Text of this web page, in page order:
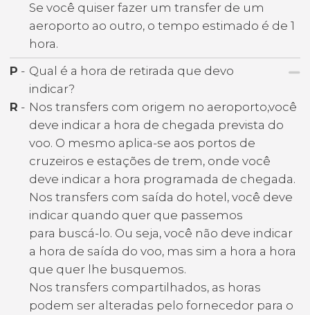
Se você quiser fazer um transfer de um
aeroporto ao outro, o tempo estimado é de 1
hora.
P - Qual é a hora de retirada que devo
indicar?
R - Nos transfers com origem no aeroporto,você
deve indicar a hora de chegada prevista do
voo. O mesmo aplica-se aos portos de
cruzeiros e estações de trem, onde você
deve indicar a hora programada de chegada.
Nos transfers com saída do hotel, você deve
indicar quando quer que passemos
para buscá-lo. Ou seja, você não deve indicar
a hora de saída do voo, mas sim a hora a hora
que quer lhe busquemos.
Nos transfers compartilhados, as horas
podem ser alteradas pelo fornecedor para o